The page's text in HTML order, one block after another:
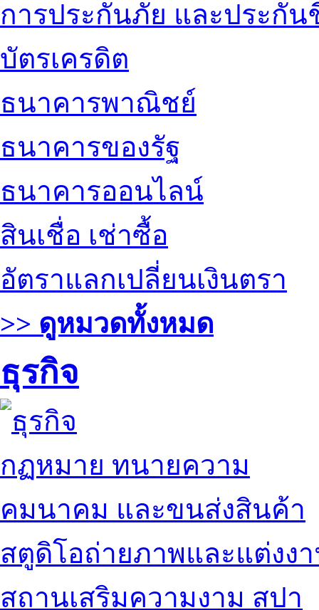
การประกันภัย และประกัน
บัตรเครดิต
ธนาคารพาณิชย์
ธนาคารของรัฐ
ธนาคารออนไลน์
สินเชื่อ เช่าซื้อ
อัตราแลกเปลี่ยนเงินตรา
>> ดูหมวดทั้งหมด
ธุรกิจ
กฏหมาย ทนายความ
คมนาคม และขนส่งสินค้า
สตูดิโอถ่ายภาพและแต่งง
สถานเสริมความงาม สปา